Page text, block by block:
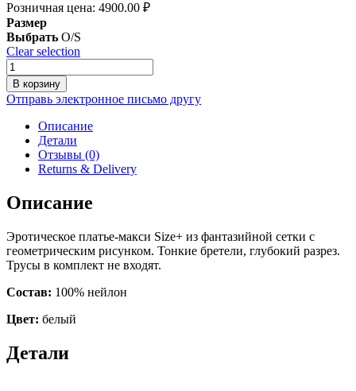
Розничная цена: 4900.00 ₽
Размер
Выбрать O/S
Clear selection
Количество
товара
Rene
Rofe
7074X
(белый)
В корзину
Отправь электронное письмо другу
Описание
Детали
Отзывы (0)
Returns & Delivery
Описание
Эротическое платье-макси Size+ из фантазийной сетки с
геометрическим рисунком. Тонкие бретели, глубокий разрез.
Трусы в комплект не входят.
Состав: 100% нейлон
Цвет: белый
Детали